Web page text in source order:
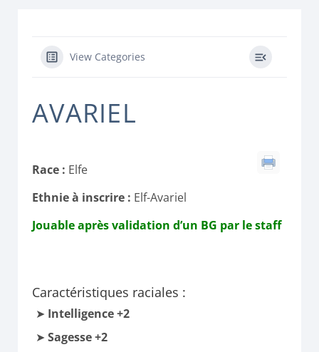
View Categories
AVARIEL
Race : Elfe
Ethnie à inscrire : Elf-Avariel
Jouable après validation d’un BG par le staff
Caractéristiques raciales :
Intelligence +2
Sagesse +2